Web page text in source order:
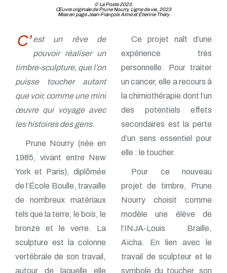
© La Poste 2023.
Œuvre originale de Prune Nourry, Ligne de vie, 2023
Mise en page Jean-François Aimé et Étienne Théry
C’ est un rêve de
pouvoir réaliser un
timbre-sculpture, que l’on
puisse toucher autant
que voir, comme une mini
œuvre qui voyage avec
les histoires des gens.
Prune Nourry (née en
1985, vivant entre New
York et Paris), diplômée
de l’École Boulle, travaille
de nombreux matériaux
tels que la terre, le bois, le
bronze et le verre. La
sculpture est la colonne
vertébrale de son travail,
autour de laquelle elle
Ce projet naît d’une
expérience très
personnelle. Pour traiter
un cancer, elle a recours à
la chimiothérapie dont l’un
des potentiels effets
secondaires est la perte
d’un sens essentiel pour
elle : le toucher.
Pour ce nouveau
projet de timbre, Prune
Nourry choisit comme
modèle une élève de
l’INJA-Louis Braille,
Aïcha. En lien avec le
travail de sculpteur et le
symbole du toucher, son